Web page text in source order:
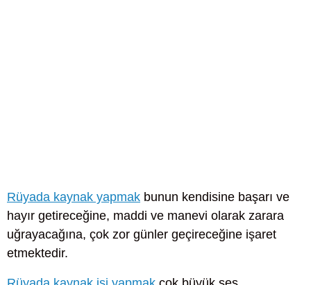
Rüyada kaynak yapmak bunun kendisine başarı ve
hayır getireceğine, maddi ve manevi olarak zarara
uğrayacağına, çok zor günler geçireceğine işaret
etmektedir.